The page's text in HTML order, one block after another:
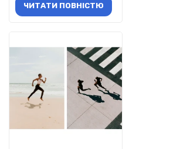
ЧИТАТИ ПОВНІСТЮ